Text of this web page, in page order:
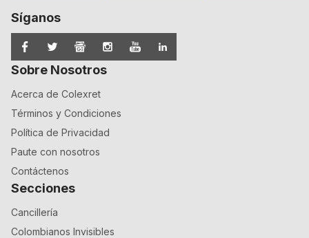
Síganos
Sobre Nosotros
Acerca de Colexret
Términos y Condiciones
Política de Privacidad
Paute con nosotros
Contáctenos
Secciones
Cancillería
Colombianos Invisibles